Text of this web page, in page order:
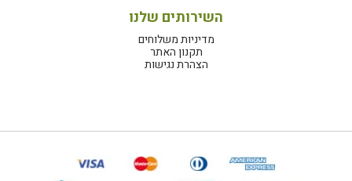
השירותים שלנו
מדיניות משלוחים
תקנון האתר
הצהרת נגישות